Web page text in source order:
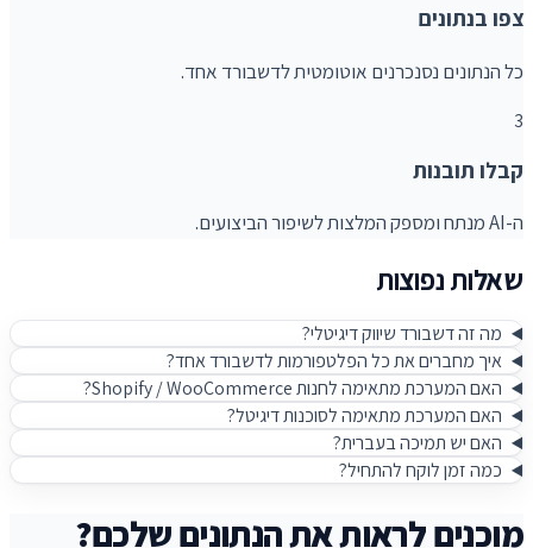
צפו בנתונים
כל הנתונים נסנכרנים אוטומטית לדשבורד אחד.
3
קבלו תובנות
ה-AI מנתח ומספק המלצות לשיפור הביצועים.
שאלות נפוצות
מה זה דשבורד שיווק דיגיטלי?
איך מחברים את כל הפלטפורמות לדשבורד אחד?
האם המערכת מתאימה לחנות Shopify / WooCommerce?
האם המערכת מתאימה לסוכנות דיגיטל?
האם יש תמיכה בעברית?
כמה זמן לוקח להתחיל?
מוכנים לראות את הנתונים שלכם?